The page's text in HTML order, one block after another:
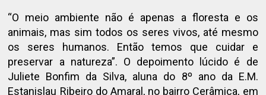
“O meio ambiente não é apenas a floresta e os
animais, mas sim todos os seres vivos, até mesmo
os seres humanos. Então temos que cuidar e
preservar a natureza”. O depoimento lúcido é de
Juliete Bonfim da Silva, aluna do 8º ano da E.M.
Estanislau Ribeiro do Amaral, no bairro Cerâmica, em